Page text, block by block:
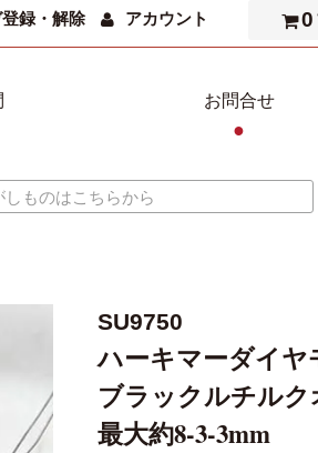
録・解除 アカウント 0
お問合せ
●
SU9750
ハーキマーダイヤ
ブラックルチルク
最大約8-3-3mm